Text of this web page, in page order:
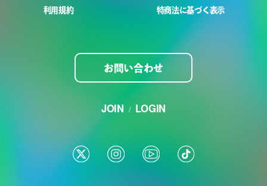
利用規約
特商法に基づく表示
お問い合わせ
JOIN / LOGIN